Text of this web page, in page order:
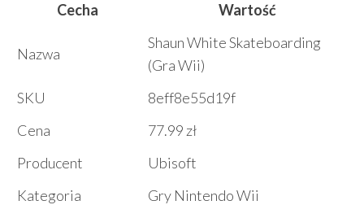
Cecha Wartość
Nazwa
Shaun White Skateboarding
(Gra Wii)
SKU
8eff8e55d19f
Cena
77.99 zł
Producent
Ubisoft
Kategoria
Gry Nintendo Wii